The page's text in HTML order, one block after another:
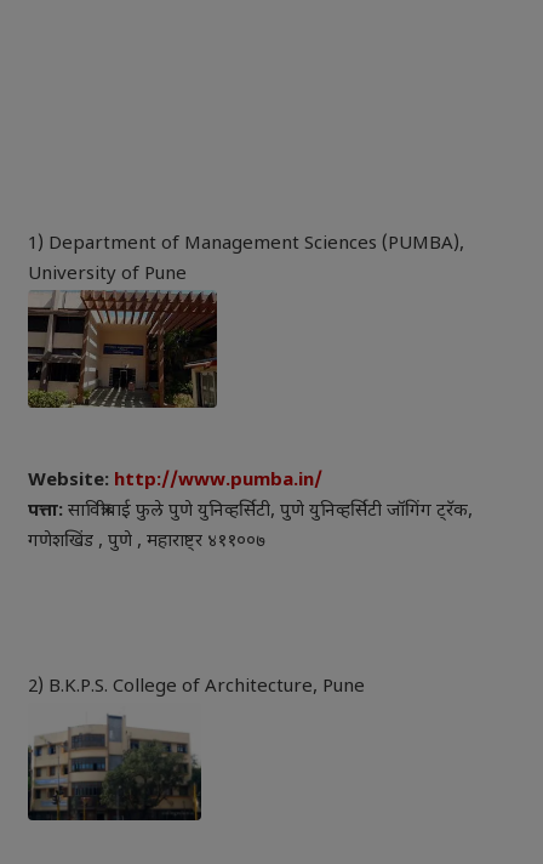
1) Department of Management Sciences (PUMBA),
University of Pune
Website: http://www.pumba.in/
पत्ता: सावित्रीबाई फुले पुणे युनिव्हर्सिटी, पुणे युनिव्हर्सिटी जॉगिंग ट्रॅक,
गणेशखिंड , पुणे , महाराष्ट्र ४११००७
2) B.K.P.S. College of Architecture, Pune